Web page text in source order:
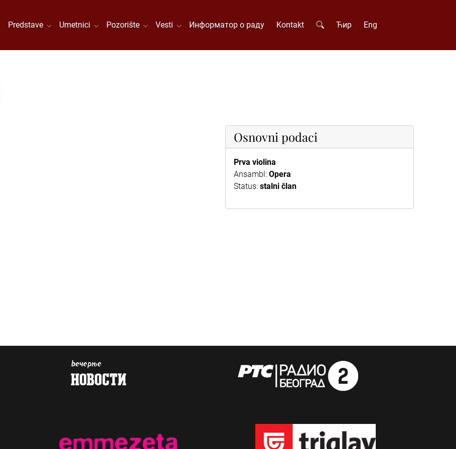
Predstave Umetnici Pozorište Vesti Информатор о раду Kontakt Ћир Eng
Osnovni podaci
Prva violina
Ansambl: Opera
Status: stalni član